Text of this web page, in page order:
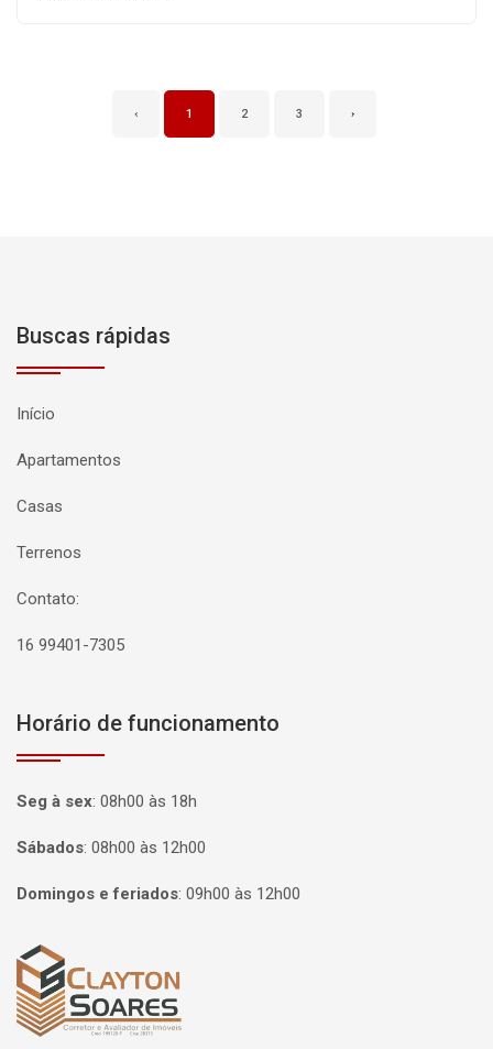
‹ 1 2 3 ›
Buscas rápidas
Início
Apartamentos
Casas
Terrenos
Contato:
16 99401-7305
Horário de funcionamento
Seg à sex: 08h00 às 18h
Sábados: 08h00 às 12h00
Domingos e feriados: 09h00 às 12h00
Página inicial